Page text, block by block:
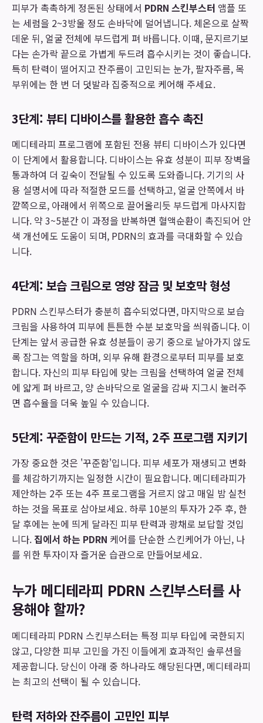
피부가 촉촉하게 정돈된 상태에서 PDRN 스킨부스터 앰플 또
는 세럼을 2~3방울 정도 손바닥에 덜어냅니다. 체온으로 살짝
데운 뒤, 얼굴 전체에 부드럽게 펴 바릅니다. 이때, 문지르기보
다는 손가락 끝으로 가볍게 두드려 흡수시키는 것이 좋습니다.
특히 탄력이 떨어지고 잔주름이 고민되는 눈가, 팔자주름, 목
부위에는 한 번 더 덧발라 집중적으로 케어해 주세요.
3단계: 뷰티 디바이스를 활용한 흡수 촉진
메디테라피 프로그램에 포함된 전용 뷰티 디바이스가 있다면
이 단계에서 활용합니다. 디바이스는 유효 성분이 피부 장벽을
통과하여 더 깊숙이 전달될 수 있도록 도와줍니다. 기기의 사
용 설명서에 따라 적절한 모드를 선택하고, 얼굴 안쪽에서 바
깥쪽으로, 아래에서 위쪽으로 끌어올리듯 부드럽게 마사지합
니다. 약 3~5분간 이 과정을 반복하면 혈액순환이 촉진되어 안
색 개선에도 도움이 되며, PDRN의 효과를 극대화할 수 있습
니다.
4단계: 보습 크림으로 영양 잠금 및 보호막 형성
PDRN 스킨부스터가 충분히 흡수되었다면, 마지막으로 보습
크림을 사용하여 피부에 튼튼한 수분 보호막을 씌워줍니다. 이
단계는 앞서 공급한 유효 성분들이 공기 중으로 날아가지 않도
록 잠그는 역할을 하며, 외부 유해 환경으로부터 피부를 보호
합니다. 자신의 피부 타입에 맞는 크림을 선택하여 얼굴 전체
에 얇게 펴 바르고, 양 손바닥으로 얼굴을 감싸 지그시 눌러주
면 흡수율을 더욱 높일 수 있습니다.
5단계: 꾸준함이 만드는 기적, 2주 프로그램 지키기
가장 중요한 것은 '꾸준함'입니다. 피부 세포가 재생되고 변화
를 체감하기까지는 일정한 시간이 필요합니다. 메디테라피가
제안하는 2주 또는 4주 프로그램을 거르지 않고 매일 밤 실천
하는 것을 목표로 삼아보세요. 하루 10분의 투자가 2주 후, 한
달 후에는 눈에 띄게 달라진 피부 탄력과 광채로 보답할 것입
니다. 집에서 하는 PDRN 케어를 단순한 스킨케어가 아닌, 나
를 위한 투자이자 즐거운 습관으로 만들어보세요.
누가 메디테라피 PDRN 스킨부스터를 사
용해야 할까?
메디테라피 PDRN 스킨부스터는 특정 피부 타입에 국한되지
않고, 다양한 피부 고민을 가진 이들에게 효과적인 솔루션을
제공합니다. 당신이 아래 중 하나라도 해당된다면, 메디테라피
는 최고의 선택이 될 수 있습니다.
탄력 저하와 잔주름이 고민인 피부